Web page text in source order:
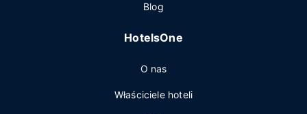
Blog
HotelsOne
O nas
Właściciele hoteli